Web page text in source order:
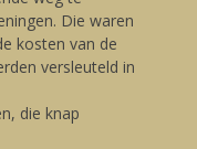
Die waren
kosten van de
versleuteld in
die knap